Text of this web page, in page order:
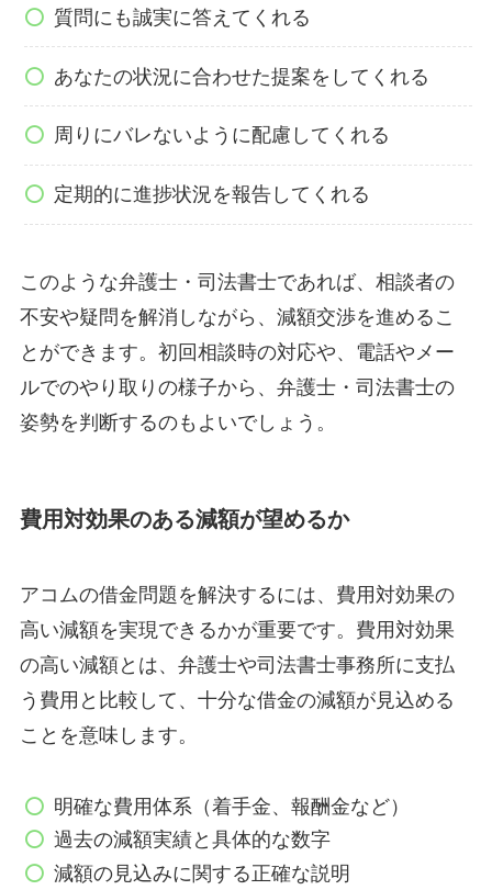
質問にも誠実に答えてくれる
あなたの状況に合わせた提案をしてくれる
周りにバレないように配慮してくれる
定期的に進捗状況を報告してくれる
このような弁護士・司法書士であれば、相談者の
不安や疑問を解消しながら、減額交渉を進めるこ
とができます。初回相談時の対応や、電話やメー
ルでのやり取りの様子から、弁護士・司法書士の
姿勢を判断するのもよいでしょう。
費用対効果のある減額が望めるか
アコムの借金問題を解決するには、費用対効果の
高い減額を実現できるかが重要です。費用対効果
の高い減額とは、弁護士や司法書士事務所に支払
う費用と比較して、十分な借金の減額が見込める
ことを意味します。
明確な費用体系（着手金、報酬金など）
過去の減額実績と具体的な数字
減額の見込みに関する正確な説明